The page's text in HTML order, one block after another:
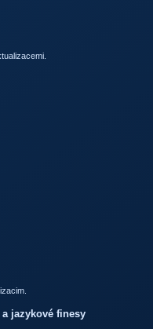
jazykové finesy